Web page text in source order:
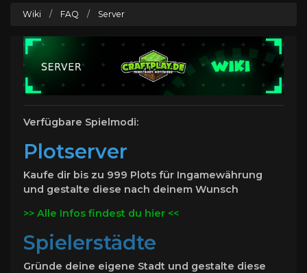
Wiki / FAQ / Server
Verfügbare Spielmodi:
Plotserver
Kaufe dir bis zu 999 Plots für Ingamewährung
und gestalte diese nach deinem Wunsch
>> Alle Infos findest du hier <<
Spielerstädte
Gründe deine eigene Stadt und gestalte diese